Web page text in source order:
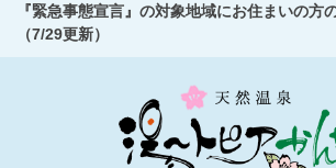
『緊急事態宣言』の対象地域にお住まいの方
（7/29更新）